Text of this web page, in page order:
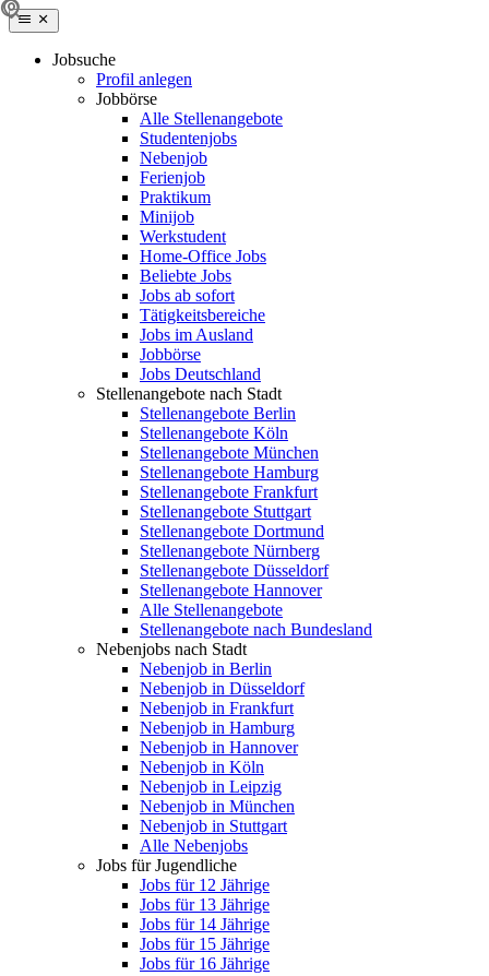
Jobsuche
Profil anlegen
Jobbörse
Alle Stellenangebote
Studentenjobs
Nebenjob
Ferienjob
Praktikum
Minijob
Werkstudent
Home-Office Jobs
Beliebte Jobs
Jobs ab sofort
Tätigkeitsbereiche
Jobs im Ausland
Jobbörse
Jobs Deutschland
Stellenangebote nach Stadt
Stellenangebote Berlin
Stellenangebote Köln
Stellenangebote München
Stellenangebote Hamburg
Stellenangebote Frankfurt
Stellenangebote Stuttgart
Stellenangebote Dortmund
Stellenangebote Nürnberg
Stellenangebote Düsseldorf
Stellenangebote Hannover
Alle Stellenangebote
Stellenangebote nach Bundesland
Nebenjobs nach Stadt
Nebenjob in Berlin
Nebenjob in Düsseldorf
Nebenjob in Frankfurt
Nebenjob in Hamburg
Nebenjob in Hannover
Nebenjob in Köln
Nebenjob in Leipzig
Nebenjob in München
Nebenjob in Stuttgart
Alle Nebenjobs
Jobs für Jugendliche
Jobs für 12 Jährige
Jobs für 13 Jährige
Jobs für 14 Jährige
Jobs für 15 Jährige
Jobs für 16 Jährige